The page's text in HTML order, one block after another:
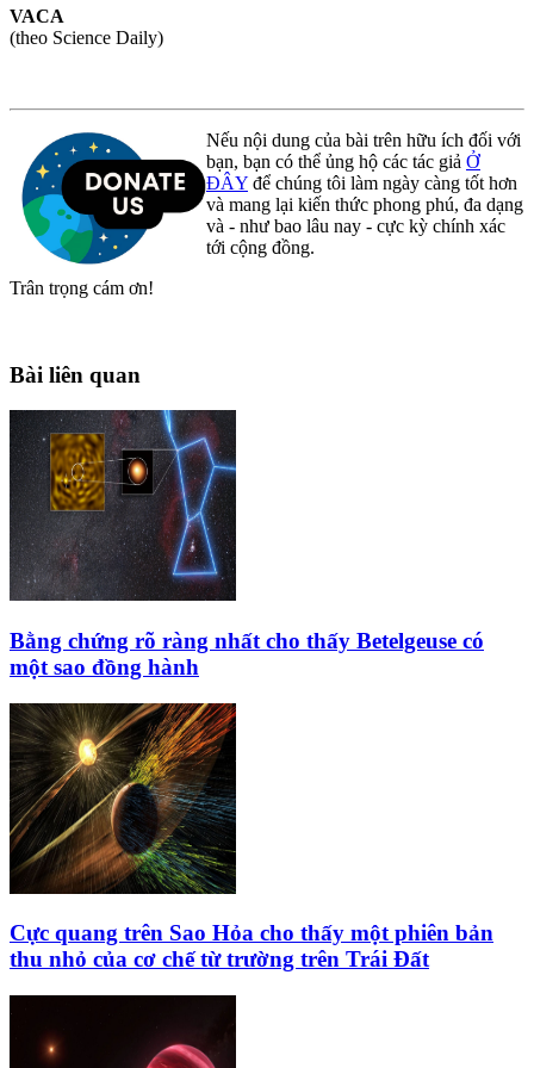
VACA
(theo Science Daily)
Nếu nội dung của bài trên hữu ích đối với
bạn, bạn có thể ủng hộ các tác giả Ở
ĐÂY để chúng tôi làm ngày càng tốt hơn
và mang lại kiến thức phong phú, đa dạng
và - như bao lâu nay - cực kỳ chính xác
tới cộng đồng.
Trân trọng cám ơn!
Bài liên quan
Bằng chứng rõ ràng nhất cho thấy Betelgeuse có
một sao đồng hành
Cực quang trên Sao Hỏa cho thấy một phiên bản
thu nhỏ của cơ chế từ trường trên Trái Đất